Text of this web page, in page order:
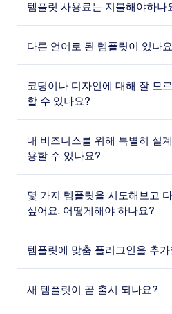
템플릿 사용료는 지불해야하나
다른 언어로 된 템플릿이 있나
코딩이나 디자인에 대해 잘 모
할 수 있나요?
내 비즈니스를 위해 특별히 설
용할 수 있나요?
몇 가지 템플릿을 시도해보고
싶어요. 어떻게해야 하나요?
템플릿에 맞춤 플러그인을 추
새 템플릿이 곧 출시 되나요?